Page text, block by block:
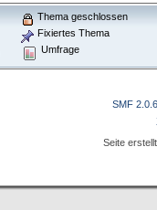
Thema geschlossen
Fixiertes Thema
Umfrage
SMF 2.0.6
Seite